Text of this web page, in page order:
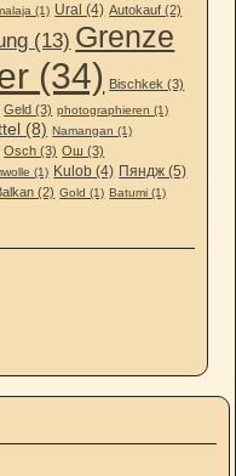
(1) Ural (4) Autokauf (2)
(13) Grenze
(34) Bischkek (3)
Geld (3) photographieren (1)
(8) Namangan (1)
Osch (3) Ош (3)
(1) Kulob (4) Пяндж (5)
(2) Gold (1) Batumi (1)